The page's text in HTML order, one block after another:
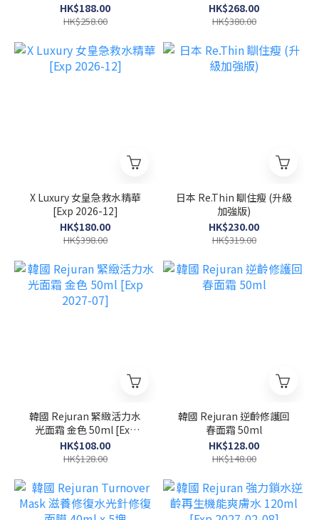
HK$188.00
HK$258.00
HK$268.00
HK$380.00
X Luxury 女皇急救水精華
[Exp 2026-12]
HK$180.00
HK$398.00
日本 Re.Thin 瞓住瘦 (升級
加強版)
HK$230.00
HK$319.00
韓國 Rejuran 緊緻活力水
光面霜 金色 50ml [Exp
2027-07]
HK$108.00
HK$128.00
韓國 Rejuran 逆齡修護回
春面霜 50ml
HK$128.00
HK$148.00